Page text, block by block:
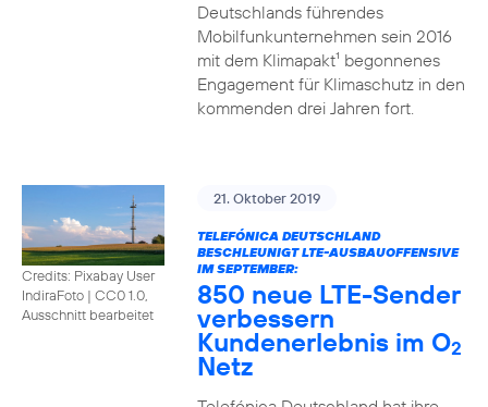
Deutschlands führendes
Mobilfunkunternehmen sein 2016
mit dem Klimapakt¹ begonnenes
Engagement für Klimaschutz in den
kommenden drei Jahren fort.
Credits: Pixabay User
IndiraFoto | CC0 1.0,
Ausschnitt bearbeitet
21. Oktober 2019
TELEFÓNICA DEUTSCHLAND
BESCHLEUNIGT LTE-AUSBAUOFFENSIVE
IM SEPTEMBER:
850 neue LTE-Sender
verbessern
Kundenerlebnis im O2
Netz